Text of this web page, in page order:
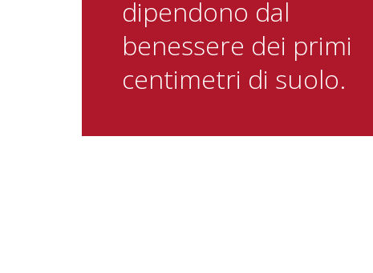
dipendono dal
benessere dei primi
centimetri di suolo.